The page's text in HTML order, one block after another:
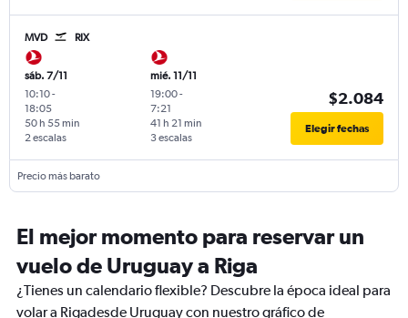
MVD RIX
sáb. 7/11
10:10-
18:05
2 escalas
50 h 55 min
mié. 11/11
19:00-
7:21
3 escalas
41 h 21 min
$2.084
Elegir fechas
Precio más barato
El mejor momento para reservar un
vuelo de Uruguay a Riga
¿Tienes un calendario flexible? Descubre la época ideal para
volar a Rigadesde Uruguay con nuestro gráfico de